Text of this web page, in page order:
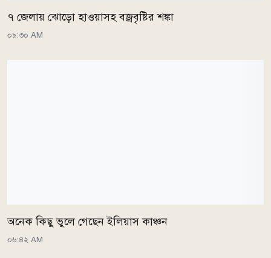
৭ জেলায় ঝোড়ো হাওয়াসহ বজ্রবৃষ্টির শঙ্কা
০৯:৩০ AM
অনেক কিছু ভুলে গেছেন ইলিয়াস কাঞ্চন
০৬:৪২ AM